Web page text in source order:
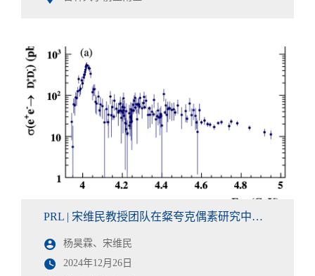
PRL | 宋维民教授团队在粲夸克偶素研究中取得重要进展
杨昊霖、宋维民
2024年12月26日